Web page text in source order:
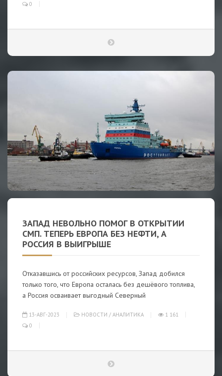
0
ЗАПАД НЕВОЛЬНО ПОМОГ В ОТКРЫТИИ
СМП. ТЕПЕРЬ ЕВРОПА БЕЗ НЕФТИ, А
РОССИЯ В ВЫИГРЫШЕ
Отказавшись от российских ресурсов, Запад добился
только того, что Европа осталась без дешёвого топлива,
а Россия осваивает выгодный Северный
13-АВГ-2023 НОВОСТИ / АНАЛИТИКА
1 161
0